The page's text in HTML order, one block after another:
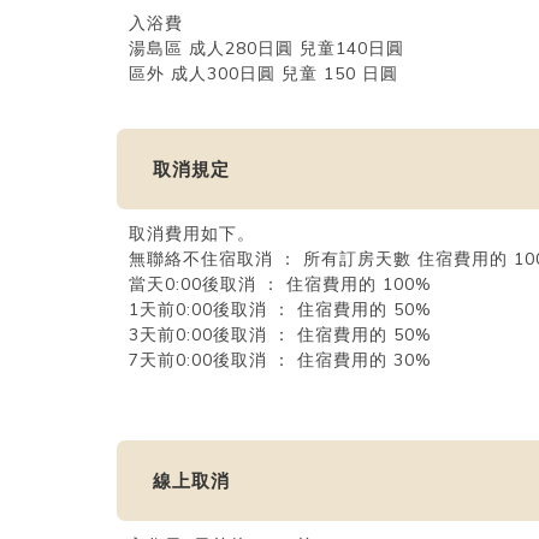
入浴費
湯島區 成人280日圓 兒童140日圓
區外 成人300日圓 兒童 150 日圓
取消規定
取消費用如下。
無聯絡不住宿取消 ： 所有訂房天數 住宿費用的
當天0:00後取消 ： 住宿費用的 100%
1天前0:00後取消 ： 住宿費用的 50%
3天前0:00後取消 ： 住宿費用的 50%
7天前0:00後取消 ： 住宿費用的 30%
線上取消